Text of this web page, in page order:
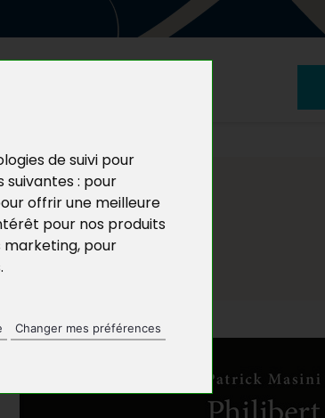
de suivi pour
: pour
offrir une meilleure
pour nos produits
marketing, pour
.
Changer mes préférences